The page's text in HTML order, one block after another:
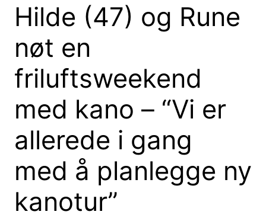
Hilde (47) og Rune
nøt en
friluftsweekend
med kano – “Vi er
allerede i gang
med å planlegge ny
kanotur”